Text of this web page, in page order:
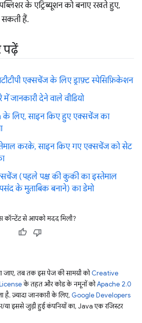
के एट्रिब्यूशन को बनाए रखते हुए,
सकती हैं.
पढ़ें
एक्सचेंज के लिए ड्राफ़्ट स्पेसिफ़िकेशन
जानकारी देने वाले वीडियो
लिए, साइन किए हुए एक्सचेंज का
करके, साइन किए गए एक्सचेंज को सेट
(पहले पक्ष की कुकी का इस्तेमाल
के मुताबिक बनाने) का डेमो
कॉन्टेंट से आपको मदद मिली?
तब तक इस पेज की सामग्री कोCreative
के तहत और कोड के नमूनों कोApache 2.0
ज़्यादा जानकारी के लिए, Google Developers
इससे जुड़ी हुई कंपनियों का, Java एक रजिस्टर